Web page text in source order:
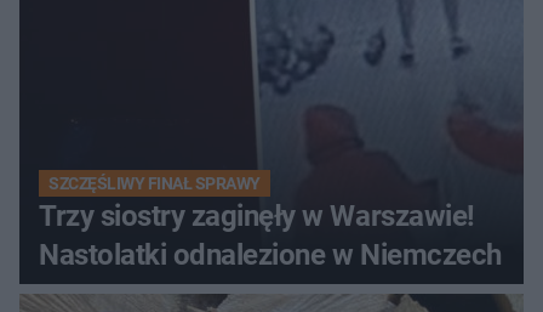
SZCZĘŚLIWY FINAŁ SPRAWY
Trzy siostry zaginęły w Warszawie!
Nastolatki odnalezione w Niemczech